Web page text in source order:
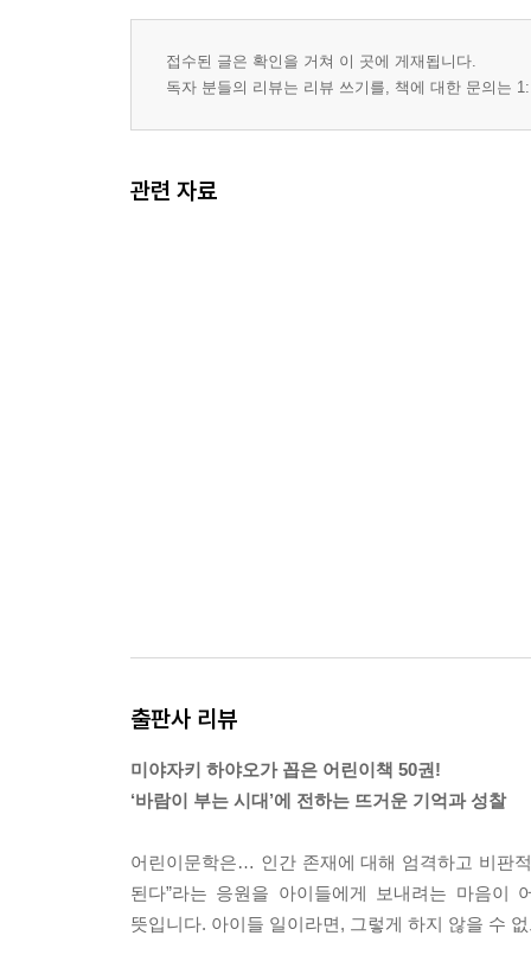
접수된 글은 확인을 거쳐 이 곳에 게재됩니다.
독자 분들의 리뷰는 리뷰 쓰기를, 책에 대한 문의는
관련 자료
출판사 리뷰
미야자키 하야오가 꼽은 어린이책 50권!
‘바람이 부는 시대’에 전하는 뜨거운 기억과 성찰
어린이문학은… 인간 존재에 대해 엄격하고 비판
된다”라는 응원을 아이들에게 보내려는 마음이
뜻입니다. 아이들 일이라면, 그렇게 하지 않을 수